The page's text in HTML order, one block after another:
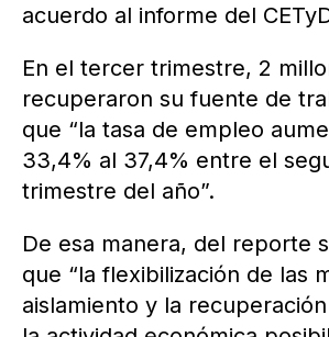
acuerdo al informe del
En el tercer trimestre, 2
recuperaron su fuente de
que “la tasa de empleo
33,4% al 37,4% entre el
trimestre del año”.
De esa manera, del reporte
que “la flexibilización de las
aislamiento y la